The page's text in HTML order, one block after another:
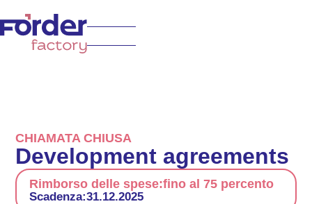
CHIAMATA CHIUSA
Development agreements
Rimborso delle spese:fino al 75 percento
Scadenza:31.12.2025